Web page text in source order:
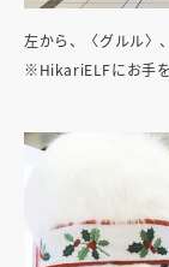
左から、〈グルル〉
※HikariELFにお手を